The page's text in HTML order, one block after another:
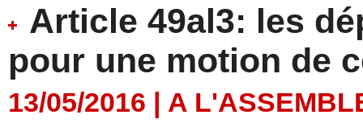
Article 49al3: les
pour une motion de
13/05/2016 | A